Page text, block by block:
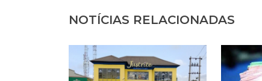
NOTÍCIAS RELACIONADAS